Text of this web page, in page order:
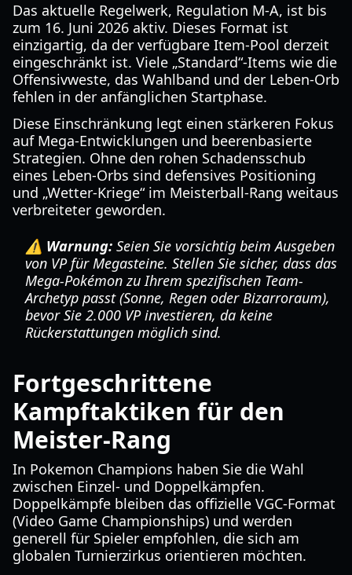
Das aktuelle Regelwerk, Regulation M-A, ist bis
zum 16. Juni 2026 aktiv. Dieses Format ist
einzigartig, da der verfügbare Item-Pool derzeit
eingeschränkt ist. Viele „Standard“-Items wie die
Offensivweste, das Wahlband und der Leben-Orb
fehlen in der anfänglichen Startphase.
Diese Einschränkung legt einen stärkeren Fokus
auf Mega-Entwicklungen und beerenbasierte
Strategien. Ohne den rohen Schadensschub
eines Leben-Orbs sind defensives Positioning
und „Wetter-Kriege“ im Meisterball-Rang weitaus
verbreiteter geworden.
⚠️ Warnung: Seien Sie vorsichtig beim Ausgeben
von VP für Megasteine. Stellen Sie sicher, dass das
Mega-Pokémon zu Ihrem spezifischen Team-
Archetyp passt (Sonne, Regen oder Bizarroraum),
bevor Sie 2.000 VP investieren, da keine
Rückerstattungen möglich sind.
Fortgeschrittene
Kampftaktiken für den
Meister-Rang
In Pokemon Champions haben Sie die Wahl
zwischen Einzel- und Doppelkämpfen.
Doppelkämpfe bleiben das offizielle VGC-Format
(Video Game Championships) und werden
generell für Spieler empfohlen, die sich am
globalen Turnierzirkus orientieren möchten.